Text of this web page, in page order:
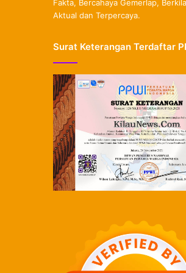
Fakta, Bercahaya Gemerlap,
Aktual dan Terpercaya.
Surat Keterangan Terdaftar